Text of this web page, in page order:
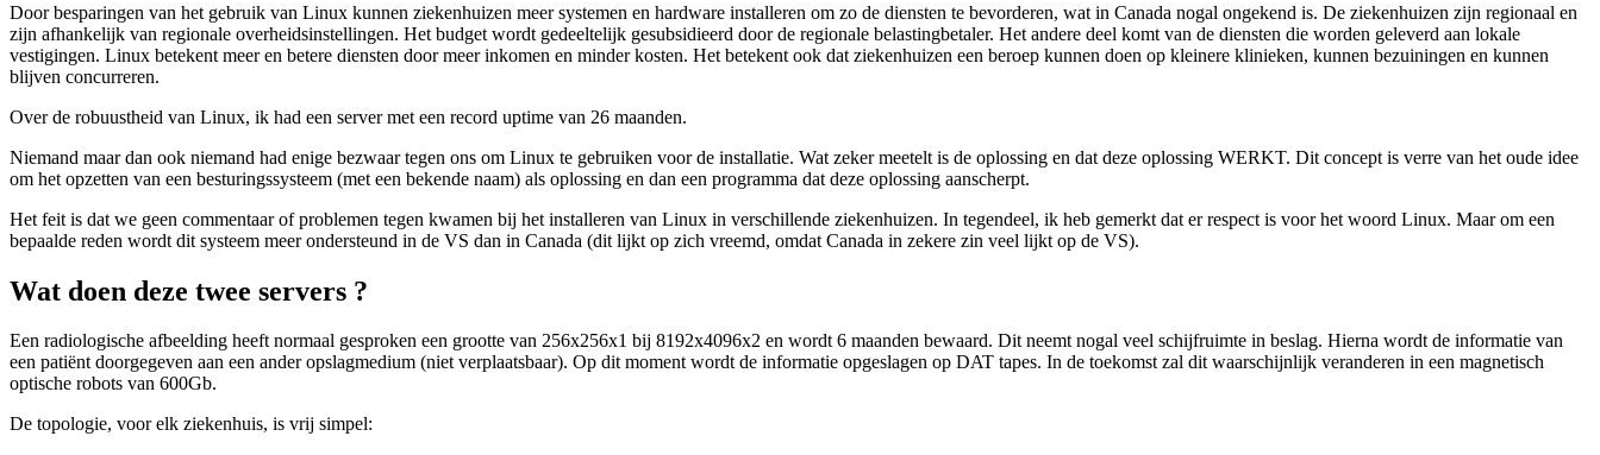
Door besparingen van het gebruik van Linux kunnen ziekenhuizen meer systemen en hardware installeren om zo de diensten te bevorderen, wat in Canada nogal ongekend is. De ziekenhuizen zijn regionaal en
zijn afhankelijk van regionale overheidsinstellingen. Het budget wordt gedeeltelijk gesubsidieerd door de regionale belastingbetaler. Het andere deel komt van de diensten die worden geleverd aan lokale
vestigingen. Linux betekent meer en betere diensten door meer inkomen en minder kosten. Het betekent ook dat ziekenhuizen een beroep kunnen doen op kleinere klinieken, kunnen bezuiningen en kunnen
blijven concurreren.
Over de robuustheid van Linux, ik had een server met een record uptime van 26 maanden.
Niemand maar dan ook niemand had enige bezwaar tegen ons om Linux te gebruiken voor de installatie. Wat zeker meetelt is de oplossing en dat deze oplossing WERKT. Dit concept is verre van het oude idee
om het opzetten van een besturingssysteem (met een bekende naam) als oplossing en dan een programma dat deze oplossing aanscherpt.
Het feit is dat we geen commentaar of problemen tegen kwamen bij het installeren van Linux in verschillende ziekenhuizen. In tegendeel, ik heb gemerkt dat er respect is voor het woord Linux. Maar om een
bepaalde reden wordt dit systeem meer ondersteund in de VS dan in Canada (dit lijkt op zich vreemd, omdat Canada in zekere zin veel lijkt op de VS).
Wat doen deze twee servers ?
Een radiologische afbeelding heeft normaal gesproken een grootte van 256x256x1 bij 8192x4096x2 en wordt 6 maanden bewaard. Dit neemt nogal veel schijfruimte in beslag. Hierna wordt de informatie van
een patiënt doorgegeven aan een ander opslagmedium (niet verplaatsbaar). Op dit moment wordt de informatie opgeslagen op DAT tapes. In de toekomst zal dit waarschijnlijk veranderen in een magnetisch
optische robots van 600Gb.
De topologie, voor elk ziekenhuis, is vrij simpel: